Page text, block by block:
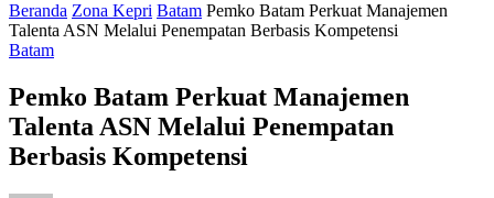
Beranda Zona Kepri Batam Pemko Batam Perkuat Manajemen
Talenta ASN Melalui Penempatan Berbasis Kompetensi
Batam
Pemko Batam Perkuat Manajemen
Talenta ASN Melalui Penempatan
Berbasis Kompetensi